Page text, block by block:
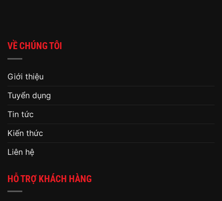
VỀ CHÚNG TÔI
Giới thiệu
Tuyển dụng
Tin tức
Kiến thức
Liên hệ
HỖ TRỢ KHÁCH HÀNG